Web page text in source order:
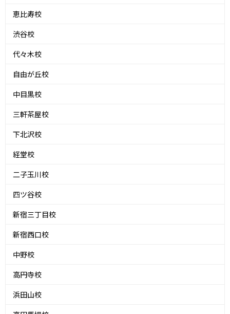
恵比寿校
渋谷校
代々木校
自由が丘校
中目黒校
三軒茶屋校
下北沢校
経堂校
二子玉川校
四ツ谷校
新宿三丁目校
新宿西口校
中野校
高円寺校
浜田山校